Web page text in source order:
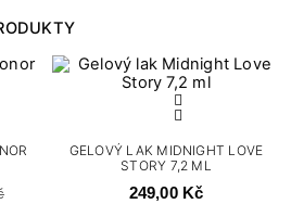
GELOVÝ LAK MIDNIGHT LOVE
STORY 7,2 ML
249,00 Kč